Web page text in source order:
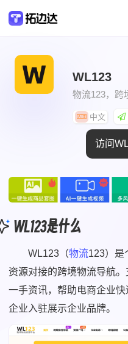
WL123
物流123，跨
中文
访问
WL123是什么
WL123（物流123）是
资源对接的跨境物流导航
一手资讯，帮助电商企业
企业入驻展示企业品牌。